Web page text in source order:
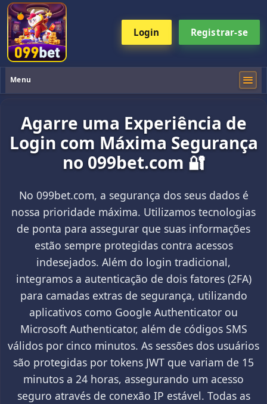
Login Registrar-se
Menu
Agarre uma Experiência de
Login com Máxima Segurança
no 099bet.com 🔐
No 099bet.com, a segurança dos seus dados é
nossa prioridade máxima. Utilizamos tecnologias
de ponta para assegurar que suas informações
estão sempre protegidas contra acessos
indesejados. Além do login tradicional,
integramos a autenticação de dois fatores (2FA)
para camadas extras de segurança, utilizando
aplicativos como Google Authenticator ou
Microsoft Authenticator, além de códigos SMS
válidos por cinco minutos. As sessões dos usuários
são protegidas por tokens JWT que variam de 15
minutos a 24 horas, assegurando um acesso
seguro através de conexão IP estável. Todas as